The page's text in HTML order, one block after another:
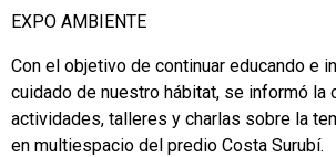
EXPO AMBIENTE
Con el objetivo de continuar educando e
cuidado de nuestro hábitat, se informó la
actividades, talleres y charlas sobre la
en multiespacio del predio Costa Surubí.